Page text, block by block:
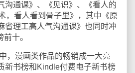
沟通课》、《见识》、《看人的
，看人看到骨子里》，其中《原
省理工高人气沟通课》也同时冲
十。
漫画类作品的畅销成一大亮
新书榜和Kindle付费电子新书榜